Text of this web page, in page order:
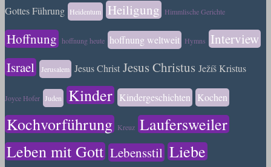
Gottes Führung Heidentum Heiligung Himmlische Gerichte
Hoffnung hoffnung heute hoffnung weltweit Hymns
Interview
Israel
Jerusalem Jesus Christ Jesus Christus Ježíš Kristus
Joyce Hofer Juden Kinder Kindergeschichten Kochen
Kochvorführung Kreuz Laufersweiler
Leben mit Gott Lebensstil Liebe